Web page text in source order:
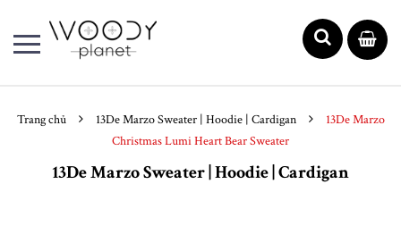
Trang chủ 13De Marzo Sweater | Hoodie | Cardigan
13De Marzo
Christmas Lumi Heart Bear Sweater
13De Marzo Sweater | Hoodie | Cardigan